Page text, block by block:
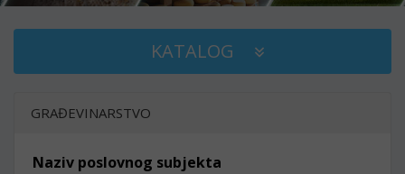
KATALOG
GRAĐEVINARSTVO
Naziv poslovnog subjekta